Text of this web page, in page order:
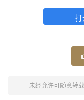
打
未经允许可随意转载